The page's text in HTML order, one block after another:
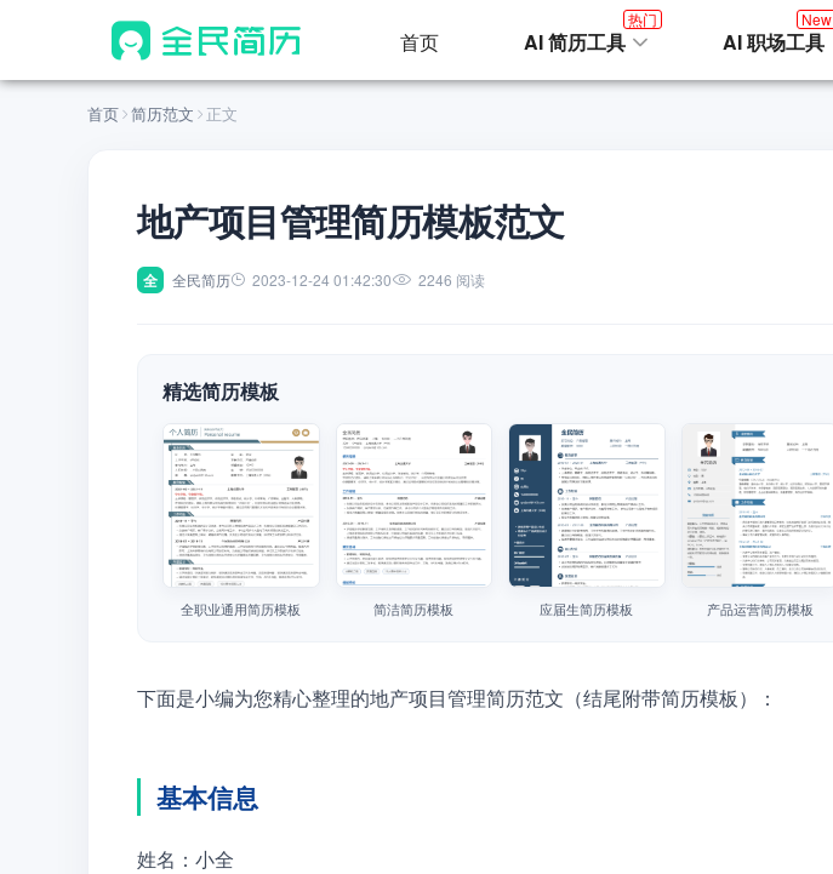
首页 AI 简历工具
热门
AI 职场工具
New
首页 简历范文 正文
地产项目管理简历模板范文
全 全民简历 2023-12-24 01:42:30 2246 阅读
精选简历模板
全职业通用简历模板 简洁简历模板 应届生简历模板 产品运营简历模板
下面是小编为您精心整理的地产项目管理简历范文（结尾附带简历模板）：
基本信息
姓名：小全